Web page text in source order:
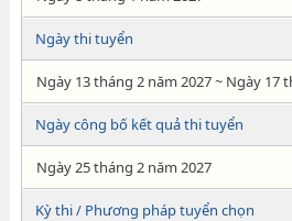
Ngày thi tuyển
Ngày 13 tháng 2 năm 2027 ~ Ngày 17
Ngày công bố kết quả thi tuyển
Ngày 25 tháng 2 năm 2027
Kỳ thi / Phương pháp tuyển chọn